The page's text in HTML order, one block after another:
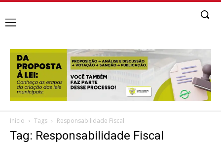
Início Tags Responsabilidade Fiscal
Tag: Responsabilidade Fiscal